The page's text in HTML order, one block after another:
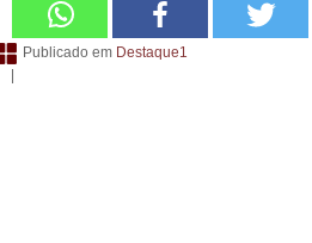
Publicado em Destaque1
|